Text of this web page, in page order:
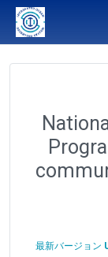
最新バージョン